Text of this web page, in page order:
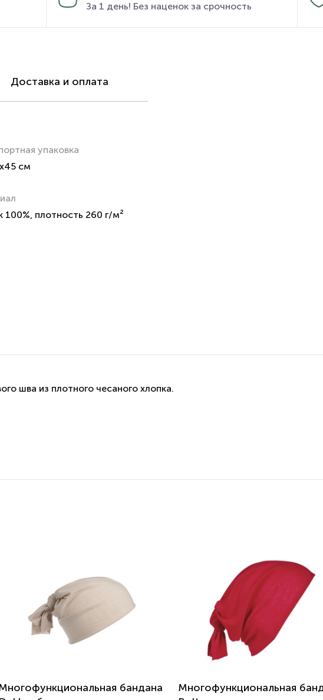
За 1 день! Без наценок за срочность
Доставка и оплата
упаковка
см
100%, плотность 260 г/м²
шва из плотного чесаного хлопка.
бандана
Многофункциональная